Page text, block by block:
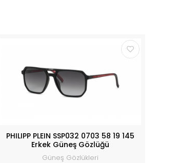
PHILIPP PLEIN SSP032 0703 58 19 145
Erkek Güneş Gözlüğü
Güneş Gözlükleri